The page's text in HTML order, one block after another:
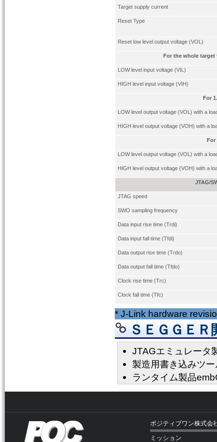
Target supply current
Reset Type
Reset low level output voltage (VOL)
For the whole target
LOW level input voltage (VIL)
HIGH level input voltage (VIH)
For
LOW level output voltage (VOL) with a
HIGH level output voltage (VOH) with a
For
LOW level output voltage (VOL) with a
HIGH level output voltage (VOH) with a
JTAG/
JTAG speed
SWO sampling frequency
Data input rise time (Trdi)
Data input fall time (Tfdi)
Data output rise time (Trdo)
Data output fall time (Tfdo)
Clock rise time (Trc)
Clock fall time (Tfc)
* J-Link hardware
ＳＥＧＧＥ
JTAGエミュレータ
製造用書き込みツ
ランタイム製品
ポジティブワン株式会
ミッション